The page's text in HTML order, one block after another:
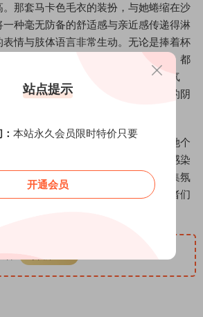
那套马卡色毛衣的装扮，与她蜷缩在沙
种毫无防备的舒适感与亲近感传递得淋
情与肢体语言非常生动。无论是捧着杯
还是对着蛋糕露出狡黠一笑的瞬间，都
让静态的图片仿佛有了动态的生活气
写，如指尖轻触花瓣、睫毛在光下的阴
层次和精致度。
的这期轻糖乐园作品，完美诠释了她个
通过精心设计的场景、服饰与充满感染
了一场视觉上的轻甜盛宴。整组图集氛
常值得喜欢这种清新梦幻风格的读者们
站点提示
本站永久会员限时特价只要
开通会员